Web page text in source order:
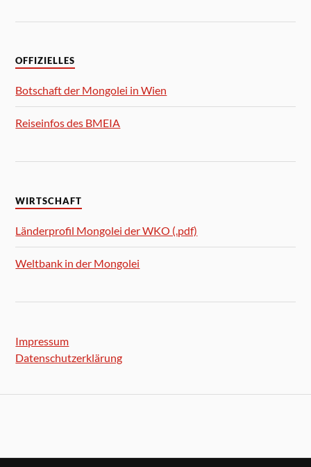
OFFIZIELLES
Botschaft der Mongolei in Wien
Reiseinfos des BMEIA
WIRTSCHAFT
Länderprofil Mongolei der WKO (.pdf)
Weltbank in der Mongolei
Impressum
Datenschutzerklärung